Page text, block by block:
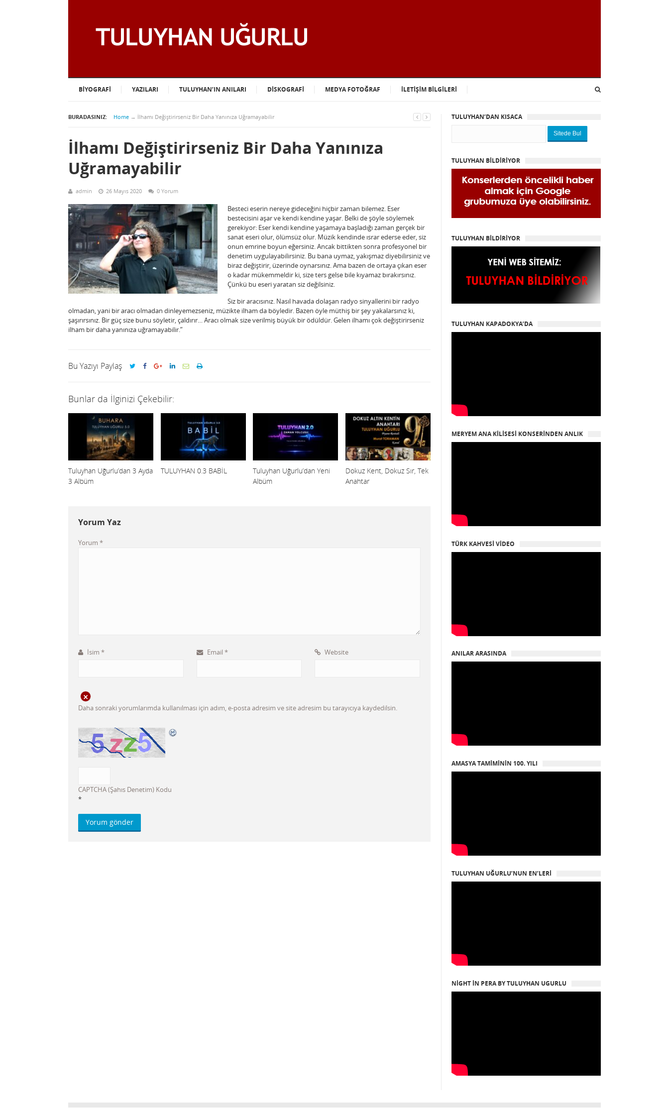
BIYOGRAFI YAZILARI TULUYHAN’IN ANILARI DİSKOGRAFİ MEDYA FOTOĞRAF İLETİŞİM BİLGİLERİ
BURADASINIZ: Home → İlhamı Değiştirirseniz Bir Daha Yanınıza Uğramayabilir
İlhamı Değiştirirseniz Bir Daha Yanınıza
Uğramayabilir
admin 26 Mayıs 2020 0 Yorum
Besteci eserin nereye gideceğini hiçbir zaman bilemez. Eser
bestecisini aşar ve kendi kendine yaşar. Belki de şöyle söylemek
gerekiyor: Eser kendi kendine yaşamaya başladığı zaman gerçek bir
sanat eseri olur, ölümsüz olur. Müzik kendinde ısrar ederse eder, siz
onun emrine boyun eğersiniz. Ancak bittikten sonra profesyonel bir
denetim uygulayabilirsiniz. Bu bana uymaz, yakışmaz diyebilirsiniz ve
biraz değiştirir, üzerinde oynarsınız. Ama bazen de ortaya çıkan eser
o kadar mükemmeldir ki, size ters gelse bile kıyamaz bırakırsınız.
Çünkü bu eseri yaratan siz değilsiniz.
Siz bir aracısınız. Nasıl havada dolaşan radyo sinyallerini bir radyo
olmadan, yani bir aracı olmadan dinleyemezseniz, müzikte ilham da böyledir. Bazen öyle müthiş bir şey yakalarsınız ki,
şaşırırsınız. Bir güç size bunu söyletir, çaldırır… Aracı olmak size verilmiş büyük bir ödüldür. Gelen ilhamı çok değiştirirseniz
ilham bir daha yanınıza uğramayabilir.”
Bu Yazıyı Paylaş
Bunlar da İlginizi Çekebilir:
Tuluyhan Uğurlu’dan 3 Ayda
3 Albüm
TULUYHAN 0.3 BABİL
Tuluyhan Uğurlu’dan Yeni
Albüm
Dokuz Kent, Dokuz Sır, Tek
Anahtar
Yorum Yaz
Yorum *
İsim * Email * Website
Daha sonraki yorumlarımda kullanılması için adım, e-posta adresim ve site adresim bu tarayıcıya kaydedilsin.
CAPTCHA (Şahıs Denetim) Kodu
*
TULUYHAN’DAN KISACA
Sitede Bul
TULUYHAN BİLDİRİYOR
TULUYHAN BİLDİRİYOR
TULUYHAN KAPADOKYA’DA
MERYEM ANA KİLİSESİ KONSERİNDEN ANLIK
TÜRK KAHVESİ VİDEO
ANILAR ARASINDA
AMASYA TAMIMININ 100. YILI
TULUYHAN UĞURLU’NUN EN’LERI
NIGHT IN PERA BY TULUYHAN UGURLU